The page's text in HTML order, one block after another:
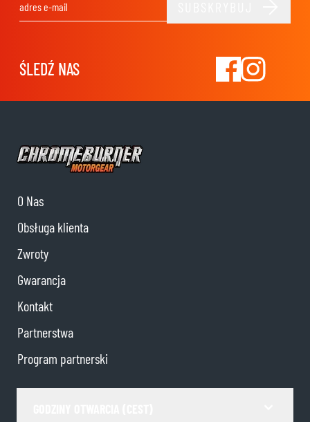
ŚLEDŹ NAS
O Nas
Obsługa klienta
Zwroty
Gwarancja
Kontakt
Partnerstwa
Program partnerski